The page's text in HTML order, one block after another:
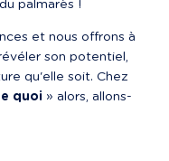
palmarès !
et nous offrons à
son potentiel,
qu'elle soit. Chez
quoi » alors, allons-